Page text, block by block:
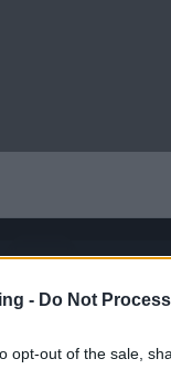
- Do Not
opt-out of the sale,